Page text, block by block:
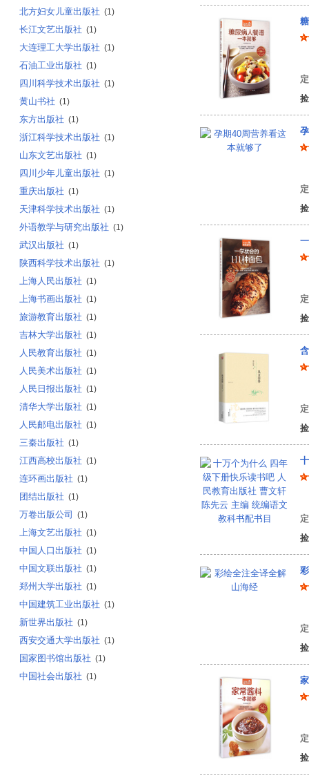
北方妇女儿童出版社 (1)
长江文艺出版社 (1)
大连理工大学出版社 (1)
石油工业出版社 (1)
四川科学技术出版社 (1)
黄山书社 (1)
东方出版社 (1)
浙江科学技术出版社 (1)
山东文艺出版社 (1)
四川少年儿童出版社 (1)
重庆出版社 (1)
天津科学技术出版社 (1)
外语教学与研究出版社 (1)
武汉出版社 (1)
陕西科学技术出版社 (1)
上海人民出版社 (1)
上海书画出版社 (1)
旅游教育出版社 (1)
吉林大学出版社 (1)
人民教育出版社 (1)
人民美术出版社 (1)
人民日报出版社 (1)
清华大学出版社 (1)
人民邮电出版社 (1)
三秦出版社 (1)
江西高校出版社 (1)
连环画出版社 (1)
团结出版社 (1)
万卷出版公司 (1)
上海文艺出版社 (1)
中国人口出版社 (1)
中国文联出版社 (1)
郑州大学出版社 (1)
中国建筑工业出版社 (1)
新世界出版社 (1)
西安交通大学出版社 (1)
国家图书馆出版社 (1)
中国社会出版社 (1)